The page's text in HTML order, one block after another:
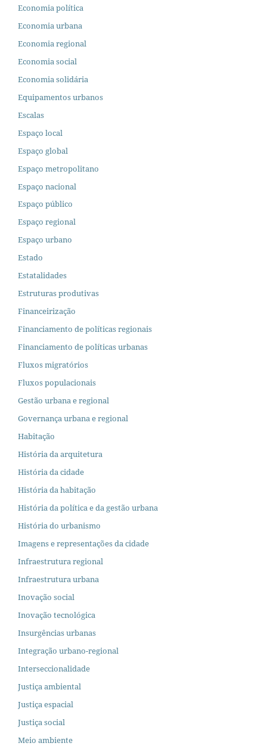
Economia política
Economia urbana
Economia regional
Economia social
Economia solidária
Equipamentos urbanos
Escalas
Espaço local
Espaço global
Espaço metropolitano
Espaço nacional
Espaço público
Espaço regional
Espaço urbano
Estado
Estatalidades
Estruturas produtivas
Financeirização
Financiamento de políticas regionais
Financiamento de políticas urbanas
Fluxos migratórios
Fluxos populacionais
Gestão urbana e regional
Governança urbana e regional
Habitação
História da arquitetura
História da cidade
História da habitação
História da política e da gestão urbana
História do urbanismo
Imagens e representações da cidade
Infraestrutura regional
Infraestrutura urbana
Inovação social
Inovação tecnológica
Insurgências urbanas
Integração urbano-regional
Interseccionalidade
Justiça ambiental
Justiça espacial
Justiça social
Meio ambiente